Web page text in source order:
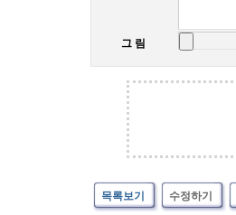
그 림
목록보기 수정하기